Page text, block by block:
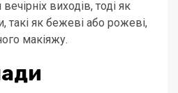
виходів, тоді як
такі як бежеві або рожеві,
макіяжу.